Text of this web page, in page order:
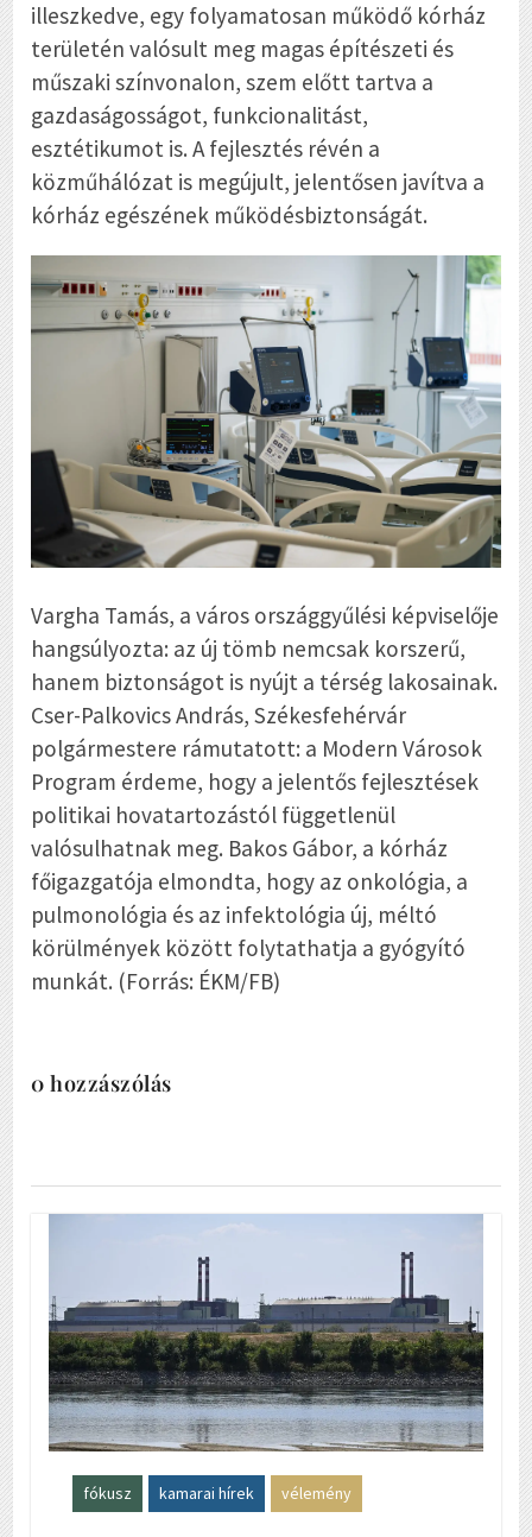
illeszkedve, egy folyamatosan működő kórház
területén valósult meg magas építészeti és
műszaki színvonalon, szem előtt tartva a
gazdaságosságot, funkcionalitást,
esztétikumot is. A fejlesztés révén a
közműhálózat is megújult, jelentősen javítva a
kórház egészének működésbiztonságát.
Vargha Tamás, a város országgyűlési képviselője
hangsúlyozta: az új tömb nemcsak korszerű,
hanem biztonságot is nyújt a térség lakosainak.
Cser-Palkovics András, Székesfehérvár
polgármestere rámutatott: a Modern Városok
Program érdeme, hogy a jelentős fejlesztések
politikai hovatartozástól függetlenül
valósulhatnak meg. Bakos Gábor, a kórház
főigazgatója elmondta, hogy az onkológia, a
pulmonológia és az infektológia új, méltó
körülmények között folytathatja a gyógyító
munkát. (Forrás: ÉKM/FB)
0 hozzászólás
fókusz kamarai hírek vélemény